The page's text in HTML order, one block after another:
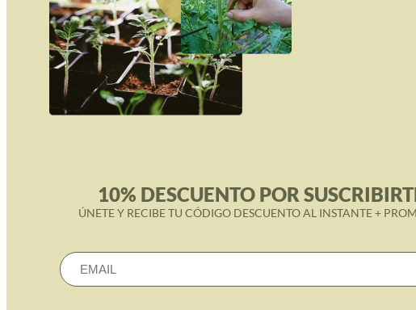
10% DESCUENTO POR
ÚNETE Y RECIBE TU CÓDIGO DESCUENTO AL INSTANTE +